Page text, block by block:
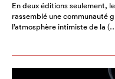
En deux éditions seulement,
rassemblé une communauté
l’atmosphère intimiste de la